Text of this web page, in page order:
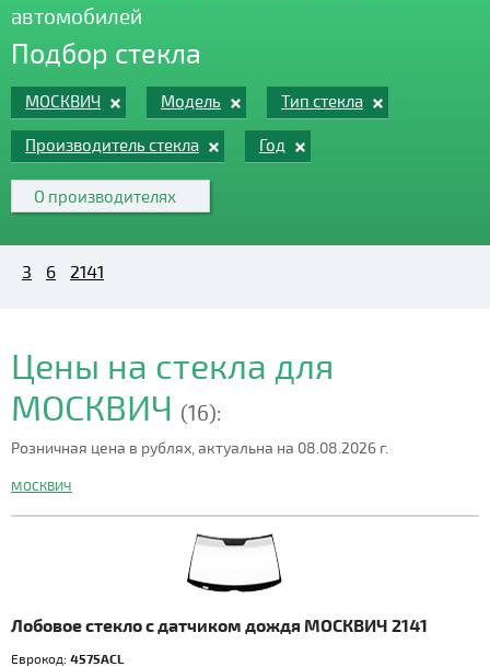
автомобилей
Подбор стекла
МОСКВИЧ Модель Тип стекла
Производитель стекла Год
О производителях
3 6 2141
Цены на стекла для
МОСКВИЧ (16):
Розничная цена в рублях, актуальна на 08.08.2026 г.
МОСКВИЧ
Лобовое стекло с датчиком дождя МОСКВИЧ 2141
Еврокод: 4575ACL